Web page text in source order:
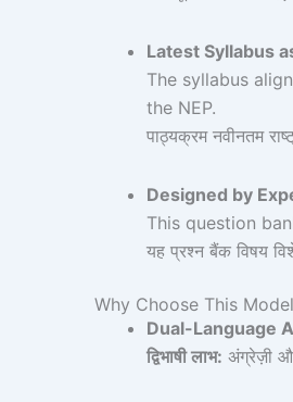
Latest Syllabus
The syllabus
the NEP.
पाठ्यक्रम नवीनतम
Designed by
This question
यह प्रश्न बैंक विषय
Why Choose This Model
Dual-Language
द्विभाषी लाभ: अंग्रेज़ी